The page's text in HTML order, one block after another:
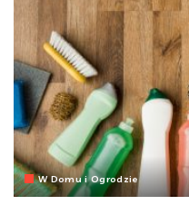
W Domu i Ogrodzie